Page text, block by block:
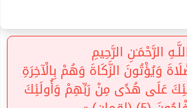
الرَّحْمَـٰنِ الرَّحِيمِ
وَيُؤْتُونَ الزَّكَاةَ وَهُمْ بِالْآخِرَةِ
(4) أُولَئِكَ عَلَى هُدًى مِنْ رَبِّهِمْ وَأُولَئِكَ